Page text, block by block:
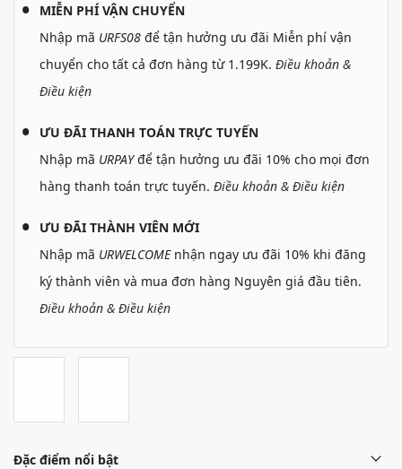
MIỄN PHÍ VẬN CHUYỂN
Nhập mã URFS08 để tận hưởng ưu đãi Miễn phí vận
chuyển cho tất cả đơn hàng từ 1.199K. Điều khoản &
Điều kiện
ƯU ĐÃI THANH TOÁN TRỰC TUYẾN
Nhập mã URPAYđể tận hưởng ưu đãi 10% cho mọi đơn
hàng thanh toán trực tuyến. Điều khoản & Điều kiện
ƯU ĐÃI THÀNH VIÊN MỚI
Nhập mã URWELCOMEnhận ngay ưu đãi 10% khi đăng
ký thành viên và mua đơn hàng Nguyên giá đầu tiên.
Điều khoản & Điều kiện
Đặc điểm nổi bật